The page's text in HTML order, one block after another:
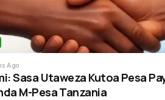
Ago
Sasa Utaweza Kutoa Pesa
M-Pesa Tanzania